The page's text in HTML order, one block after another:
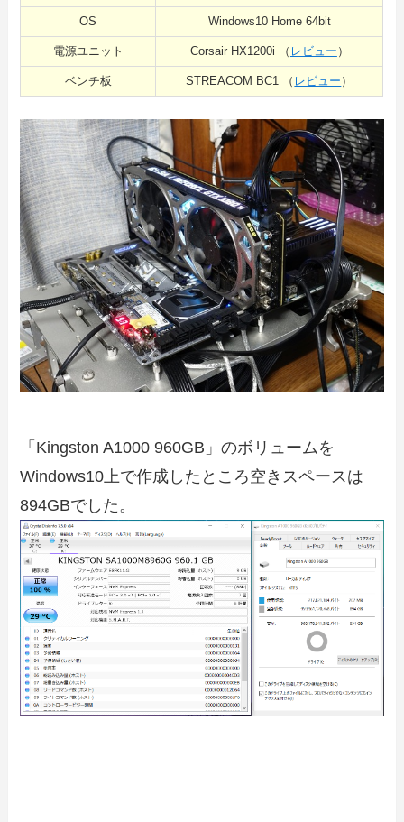
OS Windows10 Home 64bit
電源ユニット Corsair HX1200i （ レビュー ）
ベンチ板 STREACOM BC1 （ レビュー ）
「Kingston A1000 960GB」のボリュームを
Windows10上で作成したところ空きスペースは
894GBでした。